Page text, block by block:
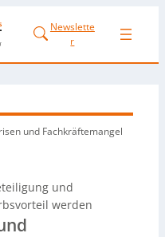
Newslette
r
und Fachkräftemangel
und
werden